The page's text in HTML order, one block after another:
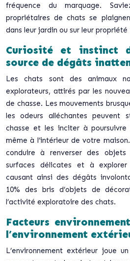
fréquence du marquage.
propriétaires de chats se
dans leur jardin ou sur leur propriété
Curiosité et instinct
source de dégâts
Les chats sont des animaux
explorateurs, attirés par les
de chasse. Les mouvements
les odeurs alléchantes peuvent
chasse et les inciter à poursuivre
même à l’intérieur de votre
conduire à renverser des
surfaces délicates et à
causant ainsi des dégâts
10% des bris d’objets de
l’activité exploratoire des chats.
Facteurs
l’environnement
L’environnement extérieur joue